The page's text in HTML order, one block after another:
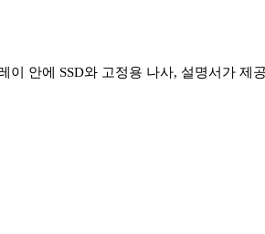
이 안에 SSD와 고정용 나사, 설명서가